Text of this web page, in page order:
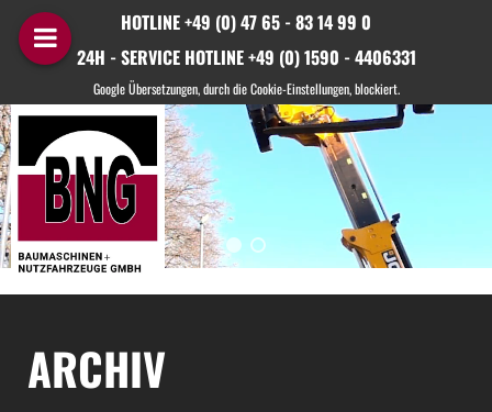
HOTLINE +49 (0) 47 65 - 83 14 99 0
24H - SERVICE HOTLINE +49 (0) 1590 - 4406331
ARCHIV